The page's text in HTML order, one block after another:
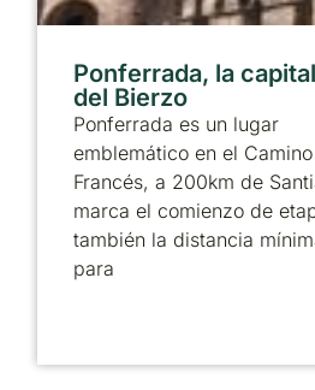
Ponferrada, la capital
del Bierzo
Ponferrada es un lugar
emblemático en el Camino
Francés, a 200km de
marca el comienzo de
también la distancia
para